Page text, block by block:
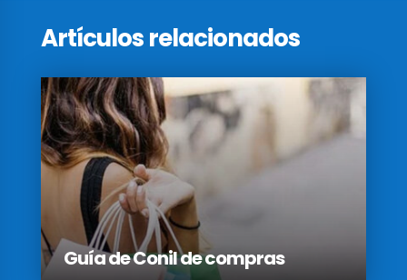
Artículos relacionados
Guía de Conil de compras